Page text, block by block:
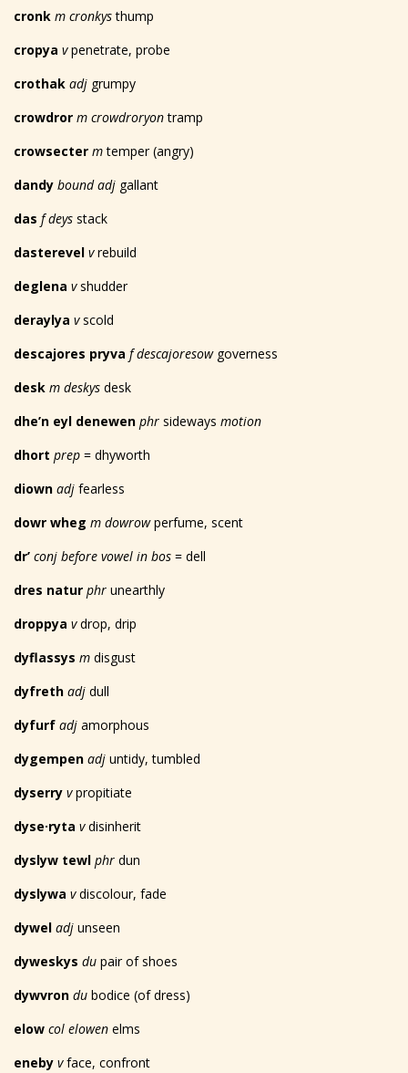
cronk m cronkysthump
cropya vpenetrate, probe
crothak adj grumpy
crowdror m crowdroryontramp
crowsecter mtemper (angry)
dandy bound adj gallant
das f deys stack
dasterevel vrebuild
deglena vshudder
deraylya vscold
descajores pryva f descajoresow governess
desk m deskys desk
dhe’n eyl denewen phr sideways motion
dhort prep = dhyworth
diown adj fearless
dowr wheg m dowrowperfume, scent
dr’ conj before vowel in bos = dell
dres natur phr unearthly
droppya vdrop, drip
dyflassys m disgust
dyfreth adj dull
dyfurf adj amorphous
dygempen adj untidy, tumbled
dyserry vpropitiate
dyse·ryta vdisinherit
dyslyw tewl phr dun
dyslywa vdiscolour, fade
dywel adj unseen
dyweskys du pair of shoes
dywvron du bodice (of dress)
elow col elowen elms
eneby vface, confront